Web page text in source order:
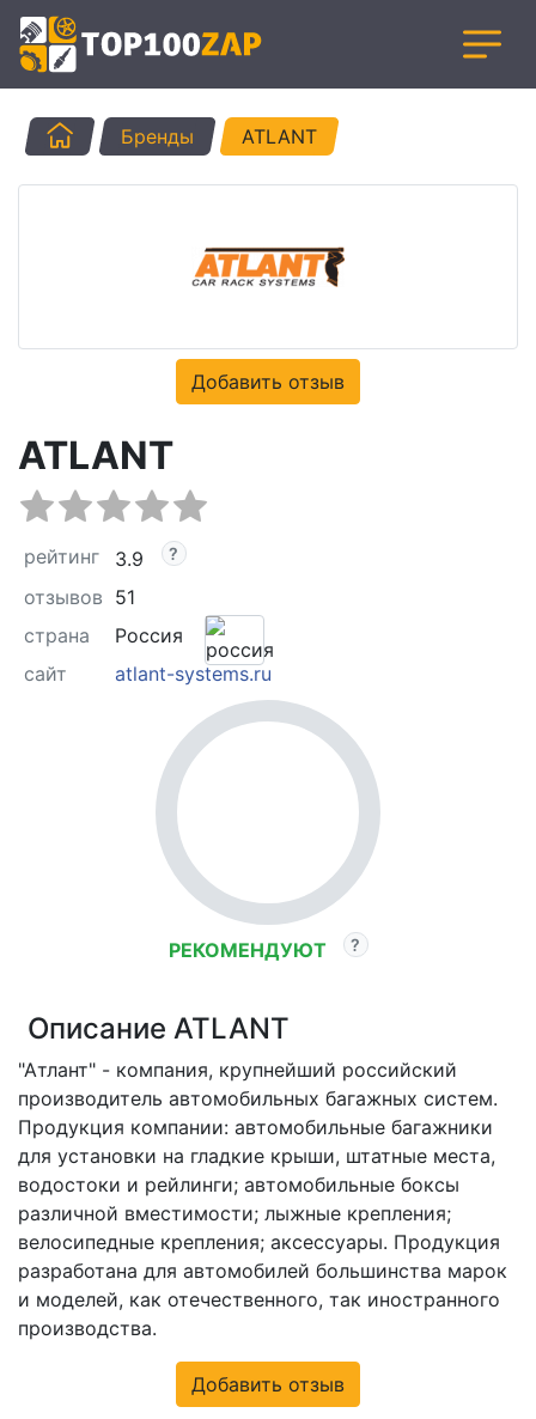
ГлавнаяБренды ATLANT
Добавить отзыв
ATLANT
рейтинг
3.9
отзывов 51
страна
Россия
сайт
atlant-systems.ru
РЕКОМЕНДУЮТ
Описание ATLANT
"Атлант" - компания, крупнейший российский
производитель автомобильных багажных систем.
Продукция компании: автомобильные багажники
для установки на гладкие крыши, штатные места,
водостоки и рейлинги; автомобильные боксы
различной вместимости; лыжные крепления;
велосипедные крепления; аксессуары. Продукция
разработана для автомобилей большинства марок
и моделей, как отечественного, так иностранного
производства.
Добавить отзыв